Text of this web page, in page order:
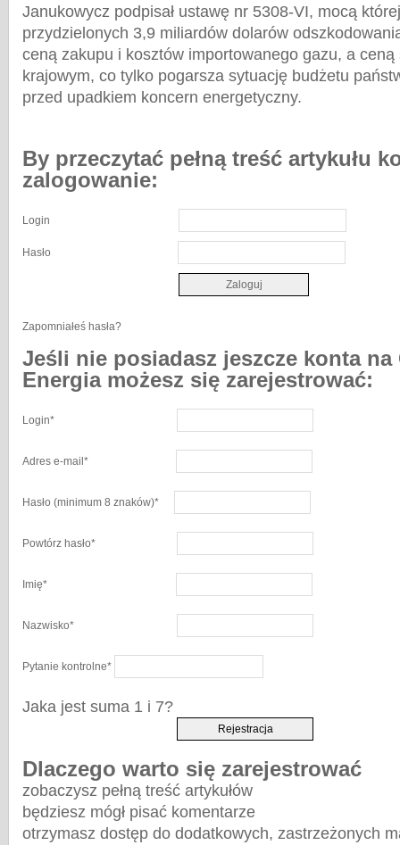
Janukowycz podpisał ustawę nr 5308-VI, mocą
przydzielonych 3,9 miliardów dolarów
ceną zakupu i kosztów importowanego gazu, a
krajowym, co tylko pogarsza sytuację budżetu
przed upadkiem koncern energetyczny.
By przeczytać pełną treść artykułu
zalogowanie:
Login
Hasło
Zapomniałeś hasła?
Jeśli nie posiadasz jeszcze konta na
Energia możesz się zarejestrować:
Login*
Adres e-mail *
Hasło (minimum 8 znaków)*
Powtórz hasło*
Imię*
Nazwisko*
Pytanie kontrolne*
Jaka jest suma 1 i 7?
Dlaczego warto się zarejestrować
zobaczysz pełną treść artykułów
będziesz mógł pisać komentarze
otrzymasz dostęp do dodatkowych, zastrzeżonych